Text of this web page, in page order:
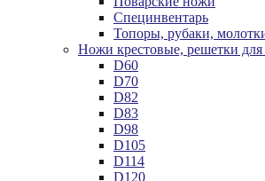
Специнвентарь
Топоры, рубаки,
Ножи крестовые, решетки для
D60
D70
D82
D83
D98
D105
D114
D120